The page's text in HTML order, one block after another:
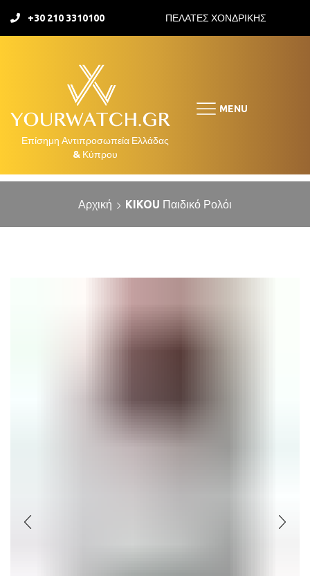
+30 210 3310100 ΠΕΛΑΤΕΣ ΧΟΝΔΡΙΚΗΣ
MENU
Αρχική KIKOU Παιδικό Ρολόι